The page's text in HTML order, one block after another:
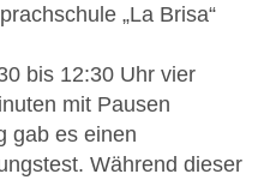
„La Brisa“
bis 12:30 Uhr vier
mit Pausen
gab es einen
Während dieser